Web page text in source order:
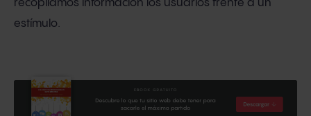
recopilamos información los usuarios frente a un
estímulo.